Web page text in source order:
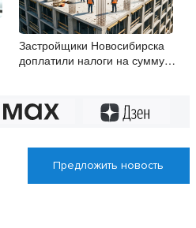
Застройщики Новосибирска
доплатили налоги на сумму
Предложить новость